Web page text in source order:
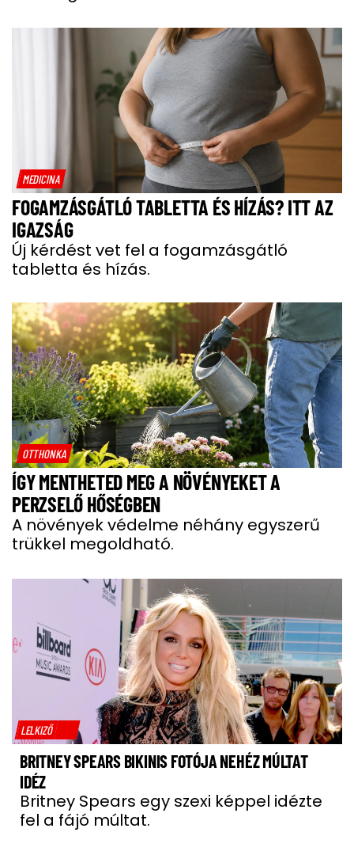
MEDICINA
FOGAMZÁSGÁTLÓ TABLETTA ÉS HÍZÁS? ITT AZ
IGAZSÁG
Új kérdést vet fel a fogamzásgátló
tabletta és hízás.
OTTHONKA
ÍGY MENTHETED MEG A NÖVÉNYEKET A
PERZSELŐ HŐSÉGBEN
A növények védelme néhány egyszerű
trükkel megoldható.
LELKIZŐ
BRITNEY SPEARS BIKINIS FOTÓJA NEHÉZ MÚLTAT
IDÉZ
Britney Spears egy szexi képpel idézte
fel a fájó múltat.